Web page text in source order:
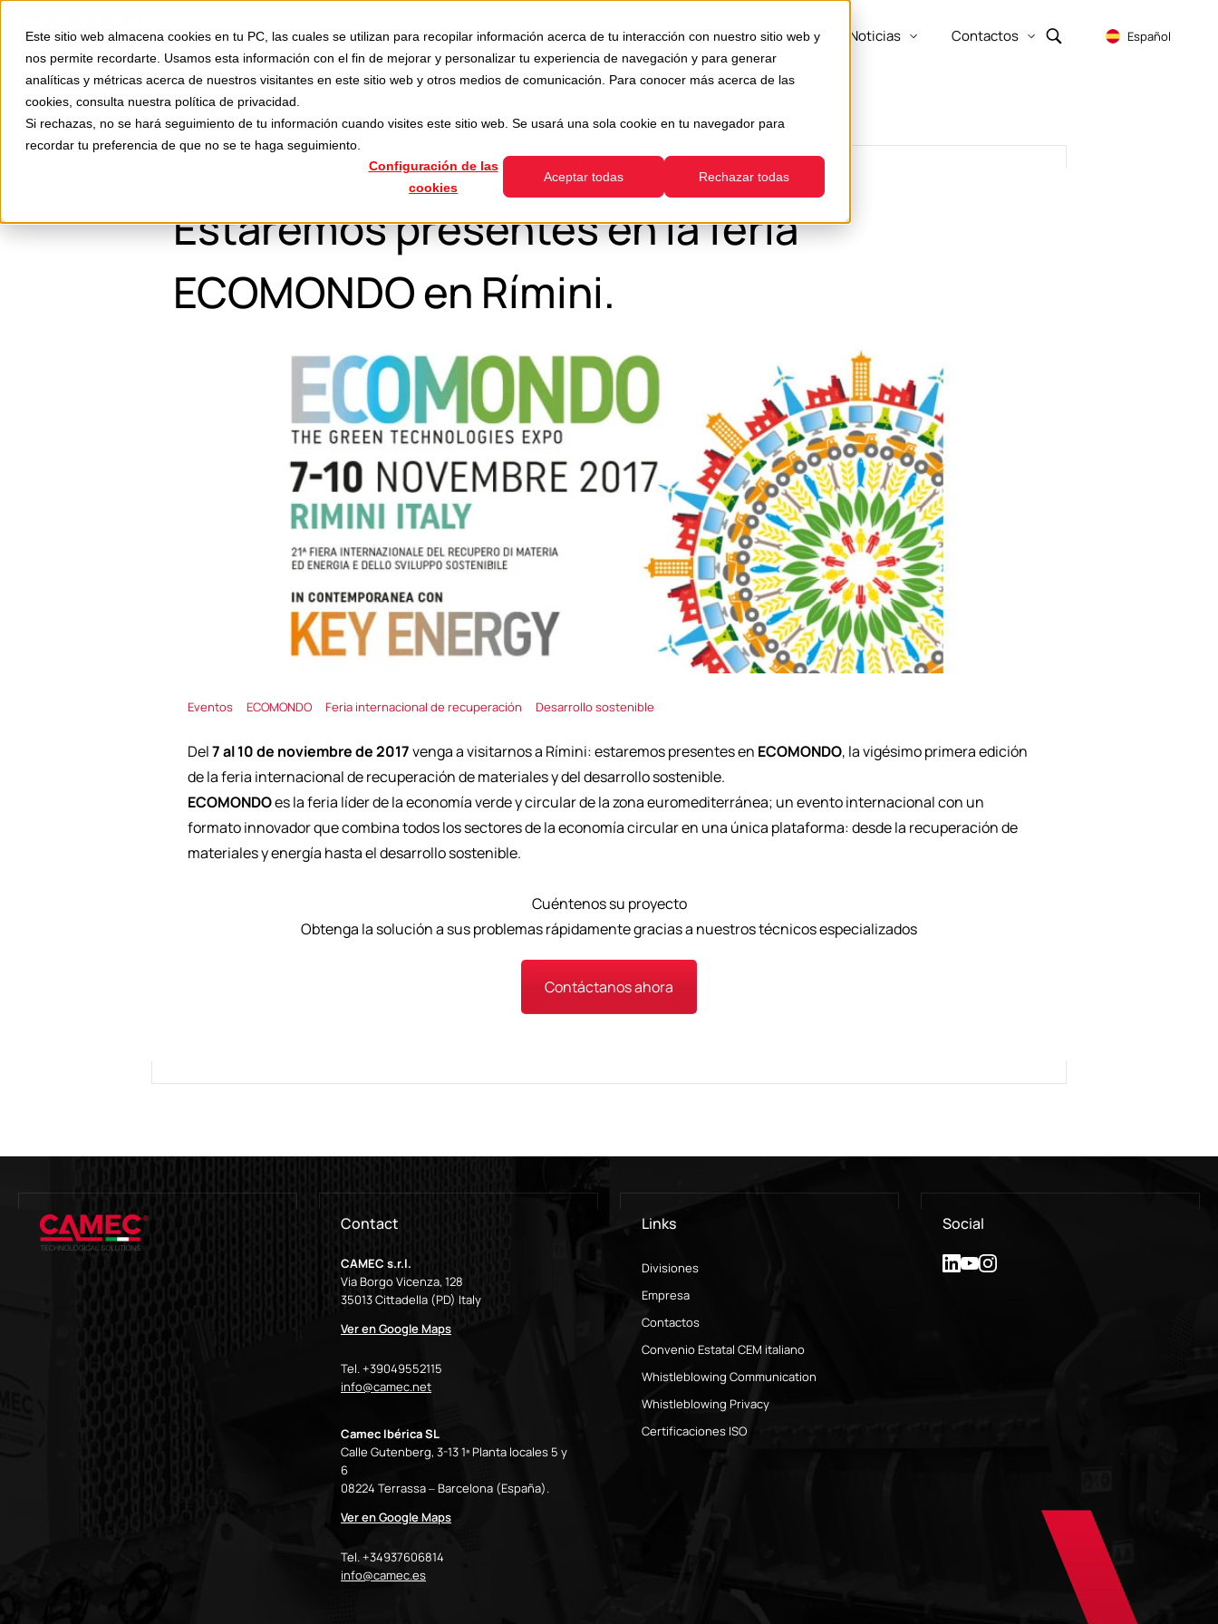
Este sitio web almacena cookies en tu PC, las cuales se utilizan para recopilar información acerca de tu interacción con nuestro sitio web y
nos permite recordarte. Usamos esta información con el fin de mejorar y personalizar tu experiencia de navegación y para generar
analíticas y métricas acerca de nuestros visitantes en este sitio web y otros medios de comunicación. Para conocer más acerca de las
cookies, consulta nuestra política de privacidad
Si rechazas, no se hará seguimiento de tu información cuando visites este sitio web. Se usará una sola cookie en tu navegador para
recordar tu preferencia de que no se te haga seguimiento.
Configuración de las
cookies
Aceptar todas Rechazar todas
Divisiones Show submenu for Divisiones
Aplicaciones Usada Show submenu for Usada
Servicios Show submenu for Servicios
Empresa Show submenu for Empresa
Recursos Show submenu for Recursos
Noticias Show submenu for Noticias
Contactos Show submenu for Contactos
Español
Estaremos presentes en la feria
ECOMONDO en Rímini.
Eventos ECOMONDO Feria internacional de recuperación Desarrollo sostenible
Del7 al 10 de noviembre de 2017venga a visitarnos a Rímini: estaremos presentes en ECOMONDO, la vigésimo primera edición
de la feria internacional de recuperación de materiales y del desarrollo sostenible.
ECOMONDOes la feria líder de la economía verde y circular de la zona euromediterránea; un evento internacional con un
formato innovador que combina todos los sectores de la economía circular en una única plataforma: desde la recuperación de
materiales y energía hasta el desarrollo sostenible.
Cuéntenos su proyecto
Obtenga la solución a sus problemas rápidamente gracias a nuestros técnicos especializados
Contáctanos ahora
Contact
CAMEC s.r.l.
Via Borgo Vicenza, 128
35013 Cittadella (PD) Italy
Ver en Google Maps
Tel. +39049552115
info@camec.net
Camec Ibérica SL
Calle Gutenberg, 3-13 1ª Planta locales 5 y
6
08224 Terrassa – Barcelona (España).
Ver en Google Maps
Tel. +34937606814
info@camec.es
Links
Divisiones
Empresa
Contactos
Convenio Estatal CEM italiano
Whistleblowing Communication
Whistleblowing Privacy
Certificaciones ISO
Social